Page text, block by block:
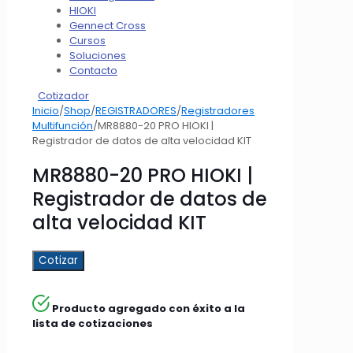
HIOKI
Gennect Cross
Cursos
Soluciones
Contacto
Cotizador
Inicio/Shop/REGISTRADORES/Registradores
Multifunción/MR8880-20 PRO HIOKI |
Registrador de datos de alta velocidad KIT
MR8880-20 PRO HIOKI |
Registrador de datos de
alta velocidad KIT
Cotizar
Producto agregado con éxito a la
lista de cotizaciones